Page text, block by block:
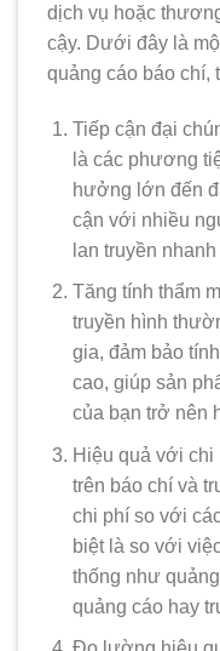
dịch vụ hoặc
cậy. Dưới đây là
quảng cáo báo chí,
Tiếp cận đại
là các phương
hưởng lớn đến
cận với nhiều
lan truyền
Tăng tính thẩm
truyền hình
gia, đảm bảo
cao, giúp sản
của bạn trở nên
Hiệu quả với
trên báo chí và
chi phí so với
biệt là so với
thống như
quảng cáo hay